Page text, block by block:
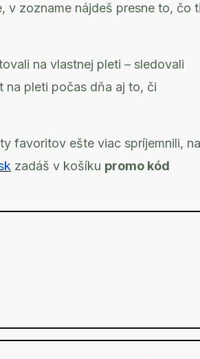
v zozname nájdeš presne to, čo
na vlastnej pleti – sledovali
na pleti počas dňa aj to, či
favoritov ešte viac spríjemnili, na
zadáš v košíku promo kód